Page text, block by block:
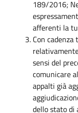
189/2016;
afferenti la
Con
sensi del
comunicare
appalti già
dello stato